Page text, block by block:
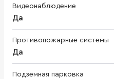
Видеонаблюдение
Да
Противопожарные системы
Да
Подземная парковка